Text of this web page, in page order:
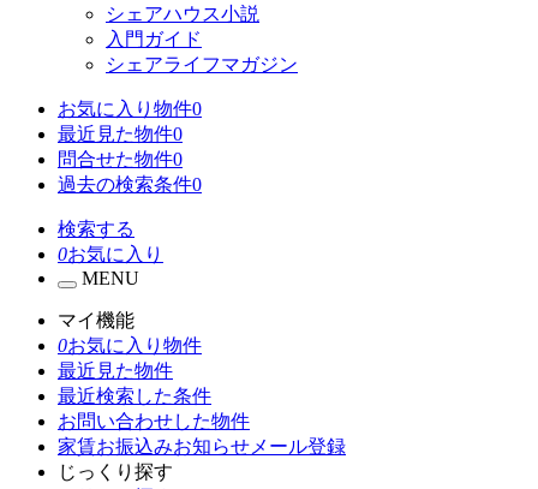
シェアハウス小説
入門ガイド
シェアライフマガジン
お気に入り物件0
最近見た物件0
問合せた物件0
過去の検索条件0
検索する
0お気に入り
MENU
マイ機能
0お気に入り物件
最近見た物件
最近検索した条件
お問い合わせした物件
家賃お振込みお知らせメール登録
じっくり探す